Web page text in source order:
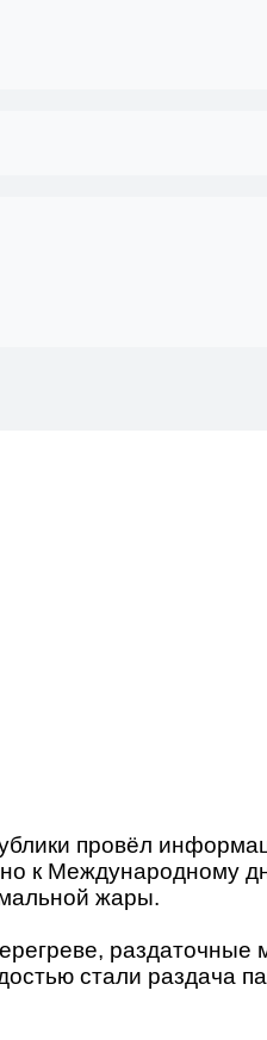
провёл
к Международному
жары.
стали раздача